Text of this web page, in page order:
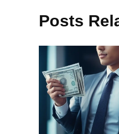
Posts